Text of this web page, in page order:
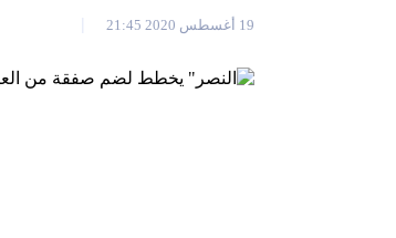
19 أغسطس 2020 21:45